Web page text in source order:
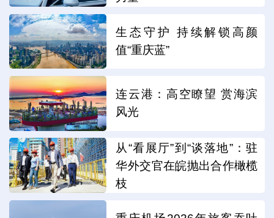
生态守护 持续解锁高颜
值“重庆蓝”
连云港：高空瞭望 赏海滨
风光
从“看展厅”到“谈落地”：驻
华外交官在皖抛出合作橄榄
枝